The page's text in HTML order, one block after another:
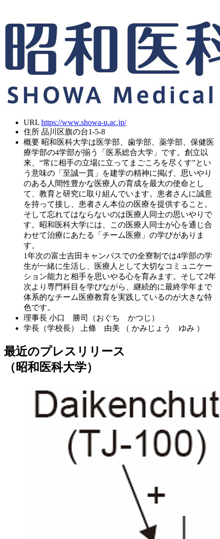
URL https://www.showa-u.ac.jp/
住所 品川区旗の台1-5-8
概要 昭和医科大学は医学部、歯学部、薬学部、保健医
療学部の4学部が揃う「医系総合大学」です。創立以
来、“常に相手の立場に立ってまごころを尽くす”とい
う意味の「至誠一貫」を建学の精神に掲げ、思いやり
のある人間性豊かな医療人の育成を最大の使命とし
て、教育と研究に取り組んでいます。患者さんに誠意
を持って接し、患者さん本位の医療を提供すること。
そして忘れてはならないのは医療人同士の思いやりで
す。昭和医科大学には、この医療人同士が心を通じ合
わせて治療にあたる「チーム医療」の学びがありま
す。
1年次の富士吉田キャンパスでの全寮制では4学部の学
生が一緒に生活し、医療人として大切なコミュニケー
ション能力と相手を思いやる心を育みます。そして2年
次より専門科目を学びながら、継続的に最終学年まで
体系的なチーム医療教育を実践しているのが大きな特
色です。
理事長 小口 勝司（おぐち かつじ）
学長（学校長）
上條 由美 （ かみじょう ゆみ ）
最近のプレスリリース
（昭和医科大学）